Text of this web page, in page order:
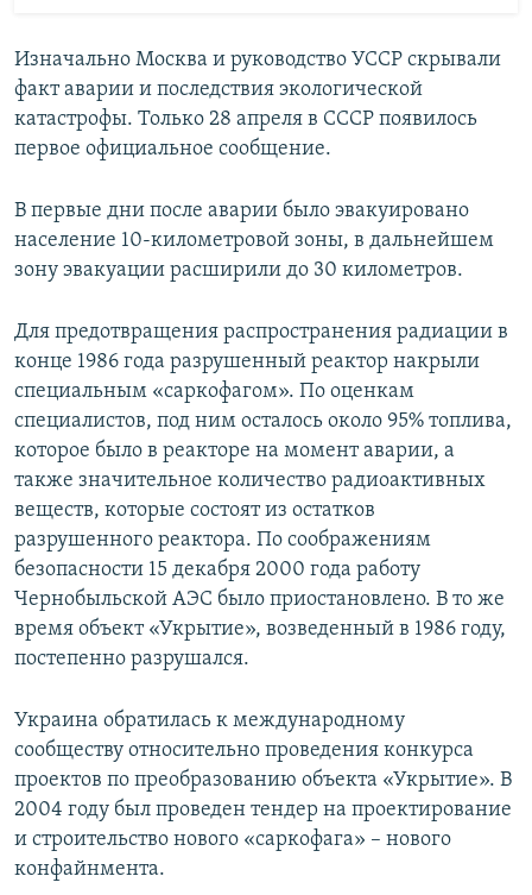
Изначально Москва и руководство УССР скрывали
факт аварии и последствия экологической
катастрофы. Только 28 апреля в СССР появилось
первое официальное сообщение.
В первые дни после аварии было эвакуировано
население 10-километровой зоны, в дальнейшем
зону эвакуации расширили до 30 километров.
Для предотвращения распространения радиации в
конце 1986 года разрушенный реактор накрыли
специальным «саркофагом». По оценкам
специалистов, под ним осталось около 95% топлива,
которое было в реакторе на момент аварии, а
также значительное количество радиоактивных
веществ, которые состоят из остатков
разрушенного реактора. По соображениям
безопасности 15 декабря 2000 года работу
Чернобыльской АЭС было приостановлено. В то же
время объект «Укрытие», возведенный в 1986 году,
постепенно разрушался.
Украина обратилась к международному
сообществу относительно проведения конкурса
проектов по преобразованию объекта «Укрытие». В
2004 году был проведен тендер на проектирование
и строительство нового «саркофага» – нового
конфайнмента.